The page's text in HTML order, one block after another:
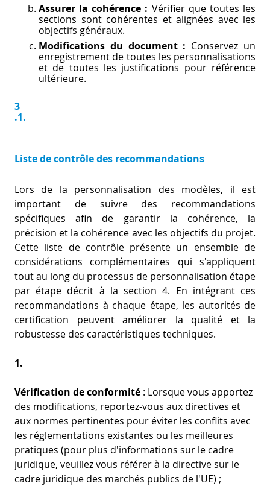
Assurer la cohérence : Vérifier que toutes les
sections sont cohérentes et alignées avec les
objectifs généraux.
Modifications du document : Conservez un
enregistrement de toutes les personnalisations
et de toutes les justifications pour référence
ultérieure.
3
.1.
Liste de contrôle des recommandations
Lors de la personnalisation des modèles, il est
important de suivre des recommandations
spécifiques afin de garantir la cohérence, la
précision et la cohérence avec les objectifs du projet.
Cette liste de contrôle présente un ensemble de
considérations complémentaires qui s'appliquent
tout au long du processus de personnalisation étape
par étape décrit à la section 4. En intégrant ces
recommandations à chaque étape, les autorités de
certification peuvent améliorer la qualité et la
robustesse des caractéristiques techniques.
1.
Vérification de conformité : Lorsque vous apportez
des modifications, reportez-vous aux directives et
aux normes pertinentes pour éviter les conflits avec
les réglementations existantes ou les meilleures
pratiques (pour plus d'informations sur le cadre
juridique, veuillez vous référer à la directive sur le
cadre juridique des marchés publics de l'UE) ;